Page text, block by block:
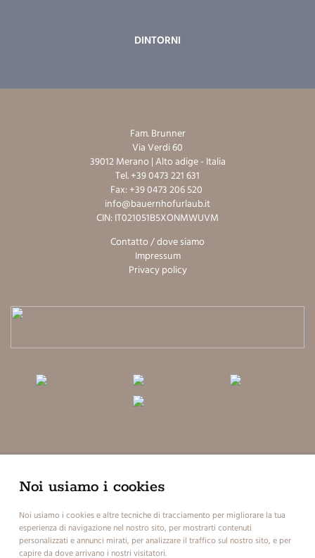
Noi usiamo i cookies
Noi usiamo i cookies e altre tecniche di tracciamento per migliorare la tua
esperienza di navigazione nel nostro sito, per mostrarti contenuti
personalizzati e annunci mirati, per analizzare il traffico sul nostro sito, e per
capire da dove arrivano i nostri visitatori.
DINTORNI
Fam. Brunner
Via Verdi 60
39012 Merano | Alto adige - Italia
Tel. +39 0473 221 631
Fax: +39 0473 206 520
info@bauernhofurlaub.it
CIN: IT021051B5XONMWUVM
Contatto / dove siamo
Impressum
Privacy policy
©Servizio meteo provinciale
17 °C 34 °C 17 °C 34 °C 17 °C 35 °C